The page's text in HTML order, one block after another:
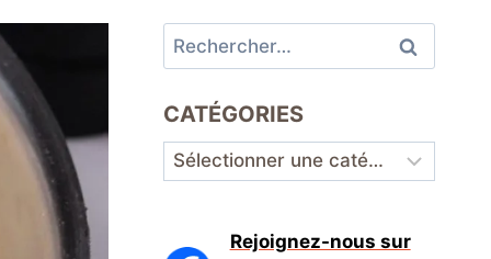
Rechercher :
CATÉGORIES
Catégories
Rejoignez-nous sur